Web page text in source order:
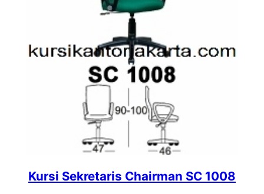
Kursi Sekretaris Chairman SC 1008